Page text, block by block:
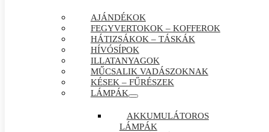
AJÁNDÉKOK
FEGYVERTOKOK – KOFFEROK
HÁTIZSÁKOK – TÁSKÁK
HÍVÓSÍPOK
ILLATANYAGOK
MŰCSALIK VADÁSZOKNAK
KÉSEK – FŰRÉSZEK
LÁMPÁK
AKKUMULÁTOROS
LÁMPÁK